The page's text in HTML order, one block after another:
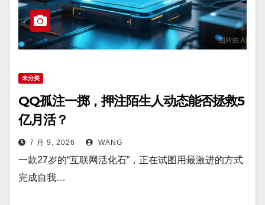
未分类
QQ孤注一掷，押注陌生人动态能否拯救5
亿月活？
7 月 9, 2026 WANG
一款27岁的“互联网活化石”，正在试图用最激进的方式
完成自我…